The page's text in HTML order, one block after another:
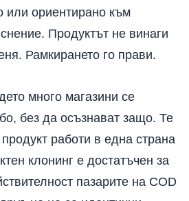
или ориентирано към
Продуктът не винаги
Рамкирането го прави.
много магазини се
без да осъзнават защо. Те
работи в една страна
клонинг е достатъчен за
пазарите на COD